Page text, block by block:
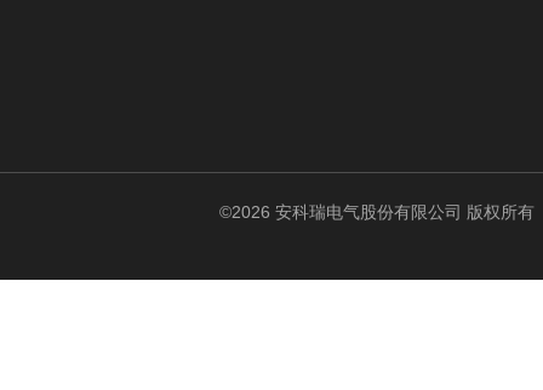
©2026 安科瑞电气股份有限公司 版权所